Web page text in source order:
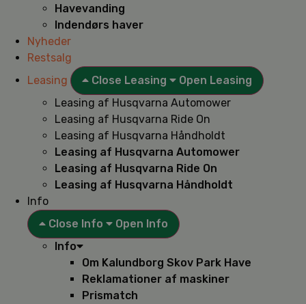
Havevanding
Indendørs haver
Nyheder
Restsalg
Leasing
Close Leasing
Open Leasing
Leasing af Husqvarna Automower
Leasing af Husqvarna Ride On
Leasing af Husqvarna Håndholdt
Leasing af Husqvarna Automower
Leasing af Husqvarna Ride On
Leasing af Husqvarna Håndholdt
Info
Close Info
Open Info
Info
Om Kalundborg Skov Park Have
Reklamationer af maskiner
Prismatch